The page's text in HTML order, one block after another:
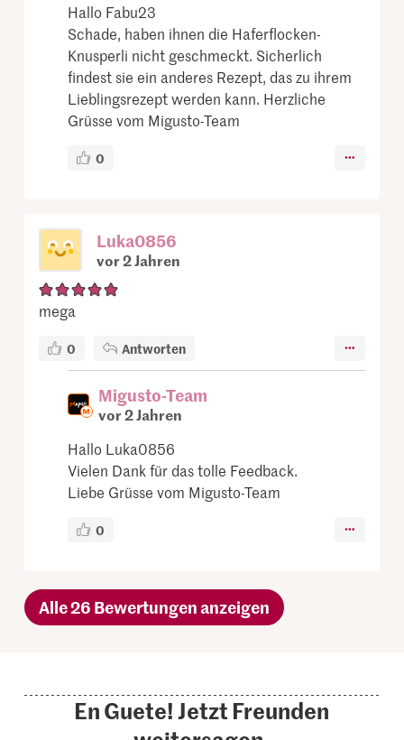
Hallo Fabu23
Schade, haben ihnen die Haferflocken-
Knusperli nicht geschmeckt. Sicherlich
findest sie ein anderes Rezept, das zu ihrem
Lieblingsrezept werden kann. Herzliche
Grüsse vom Migusto-Team
0
Luka0856
vor 2 Jahren
mega
0 Antworten
Migusto-Team
vor 2 Jahren
Hallo Luka0856
Vielen Dank für das tolle Feedback.
Liebe Grüsse vom Migusto-Team
0
Alle 26 Bewertungen anzeigen
En Guete! Jetzt Freunden